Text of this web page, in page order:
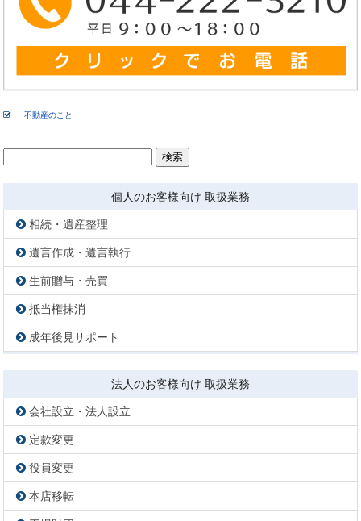
不動産のこと
検
索:
個人のお客様向け 取扱業務
相続・遺産整理
遺言作成・遺言執行
生前贈与・売買
抵当権抹消
成年後見サポート
法人のお客様向け 取扱業務
会社設立・法人設立
定款変更
役員変更
本店移転